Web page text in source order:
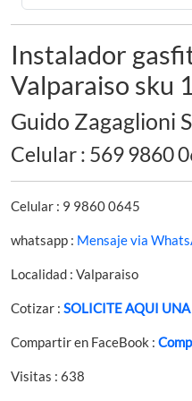
Instalador
Valparaiso sku
Guido Zagaglioni
Celular : 569 9860
Celular : 9 9860 0645
whatsapp : Mensaje via
Localidad : Valparaiso
Cotizar : SOLICITE AQUI
Compartir en FaceBook :
Visitas : 638